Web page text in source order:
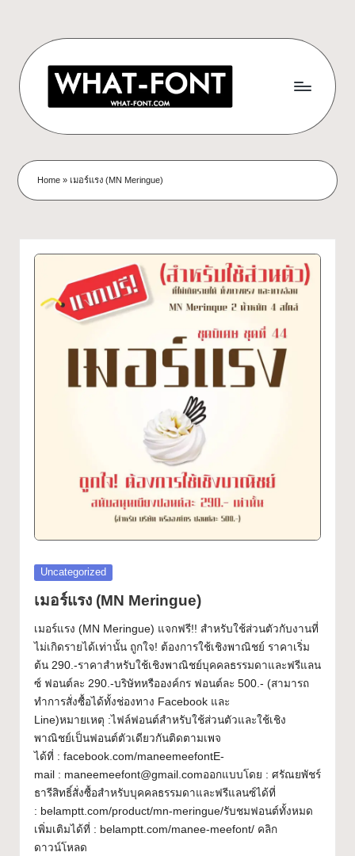
content
า
ว
โ
ห
ล
ร
ว
ม
ฟ
อ
น
ต์
ส
ว
ย
ๆ
ใ
ฟอนต์
ฟรี!
รวม
สวยๆ
ใช้ได้
โปร
เจ
What-
Home » เมอร์แรง (MN Meringue)
Posted
Uncategorized
เมอร์แรง (MN Meringue)
เมอร์แรง (MN Meringue) แจกฟรี!! สำหรับใช้ส่วนตัวกับงานที่
ไม่เกิดรายได้เท่านั้น ถูกใจ! ต้องการใช้เชิงพาณิชย์ ราคาเริ่ม
ต้น 290.-ราคาสำหรับใช้เชิงพาณิชย์บุคคลธรรมดาและฟรีแลน
ซ์ ฟอนต์ละ 290.-บริษัทหรือองค์กร ฟอนต์ละ 500.- (สามารถ
ทำการสั่งซื้อได้ทั้งช่องทาง Facebook และ
Line)หมายเหตุ :ไฟล์ฟอนต์สำหรับใช้ส่วนตัวและใช้เชิง
พาณิชย์เป็นฟอนต์ตัวเดียวกันติดตามเพจ
ได้ที่ : facebook.com/maneemeefontE-
mail : maneemeefont@gmail.comออกแบบโดย : ศรัณยพัชร์
ธารีสิทธิ์สั่งซื้อสำหรับบุคคลธรรมดาและฟรีแลนซ์ได้ที่
: belamptt.com/product/mn-meringue/รับชมฟอนต์ทั้งหมด
เพิ่มเติมได้ที่ : belamptt.com/manee-meefont/ คลิก
ดาวน์โหลด